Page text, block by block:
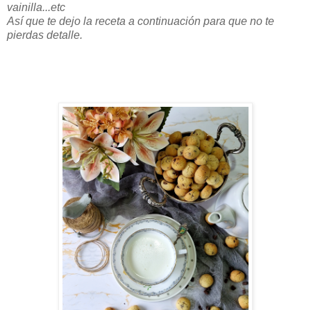
vainilla...etc
Así que te dejo la receta a continuación para que no te
pierdas detalle.